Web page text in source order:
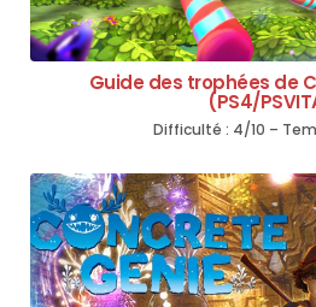
Guide des trophées de
(PS4/
Difficulté : 4/10 –